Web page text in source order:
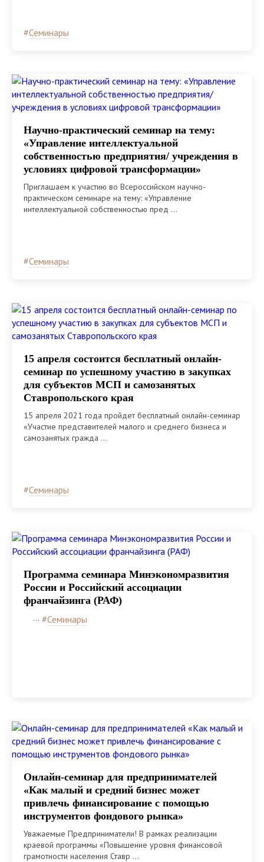
#Семинары
Научно-практический семинар на тему:
«Управление интеллектуальной
собственностью предприятия/ учреждения в
условиях цифровой трансформации»
Приглашаем к участию во Всероссийском научно-
практическом семинаре на тему: «Управление
интеллектуальной собственностью пред ...
#Семинары
15 апреля состоится бесплатный онлайн-
семинар по успешному участию в закупках
для субъектов МСП и самозанятых
Ставропольского края
15 апреля 2021 года пройдет бесплатный онлайн-семинар
«Участие представителей малого и среднего бизнеса и
самозанятых гражда ...
#Семинары
Программа семинара Минэкономразвития
России и Российский ассоциации
франчайзинга (РАФ)
... #Семинары
Онлайн-семинар для предпринимателей
«Как малый и средний бизнес может
привлечь финансирование с помощью
инструментов фондового рынка»
Уважаемые Предприниматели! В рамках реализации
краевой программы «Повышение уровня финансовой
грамотности населения Ставр ...